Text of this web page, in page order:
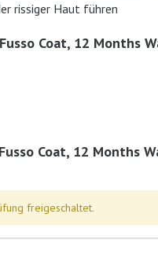
rissiger Haut führen
Coat, 12 Months
Coat, 12 Months
freigeschaltet.